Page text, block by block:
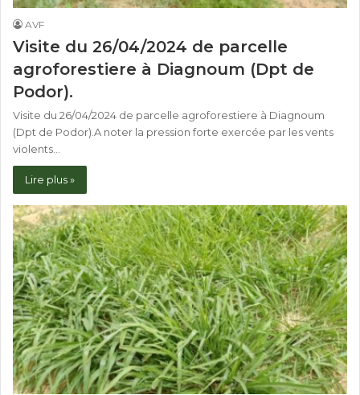
AVF
Visite du 26/04/2024 de parcelle
agroforestiere à Diagnoum (Dpt de
Podor).
Visite du 26/04/2024 de parcelle agroforestiere à Diagnoum
(Dpt de Podor).A noter la pression forte exercée par les vents
violents…
Lire plus »